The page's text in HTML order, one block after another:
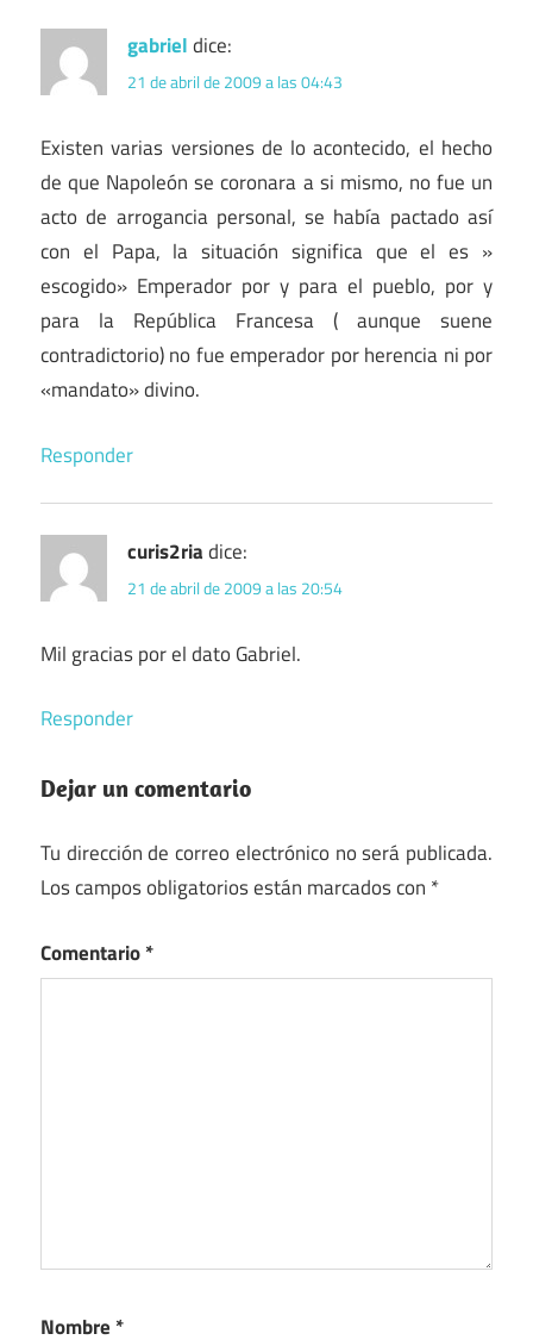
gabrieldice:
21 de abril de 2009 a las 04:43
Existen varias versiones de lo acontecido, el hecho
de que Napoleón se coronara a si mismo, no fue un
acto de arrogancia personal, se había pactado así
con el Papa, la situación significa que el es »
escogido» Emperador por y para el pueblo, por y
para la República Francesa ( aunque suene
contradictorio) no fue emperador por herencia ni por
«mandato» divino.
Responder
curis2riadice:
21 de abril de 2009 a las 20:54
Mil gracias por el dato Gabriel.
Responder
Dejar un comentario
Tu dirección de correo electrónico no será publicada.
Los campos obligatorios están marcados con *
Comentario*
Nombre *